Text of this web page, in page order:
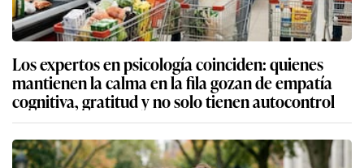
Los expertos en psicología coinciden: quienes
mantienen la calma en la fila gozan de empatía
cognitiva, gratitud y no solo tienen autocontrol